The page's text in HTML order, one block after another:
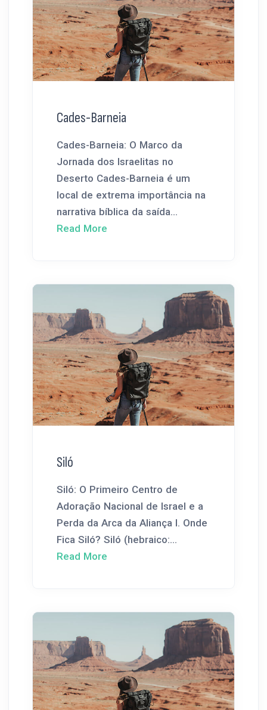
Cades-Barneia
Cades-Barneia: O Marco da
Jornada dos Israelitas no
Deserto Cades-Barneia é um
local de extrema importância na
narrativa bíblica da saída...
Read More
Siló
Siló: O Primeiro Centro de
Adoração Nacional de Israel e a
Perda da Arca da Aliança I. Onde
Fica Siló? Siló (hebraico:...
Read More